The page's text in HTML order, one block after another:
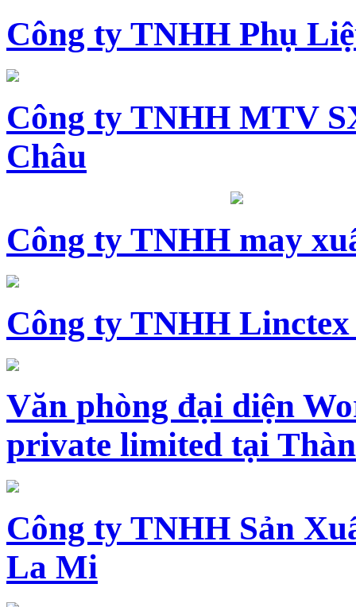
Công ty TNHH Phụ
Công ty TNHH MTV
Châu
Công ty TNHH may
Công ty TNHH Linctex
Văn phòng đại diện
private limited tại
Công ty TNHH Sản
La Mi